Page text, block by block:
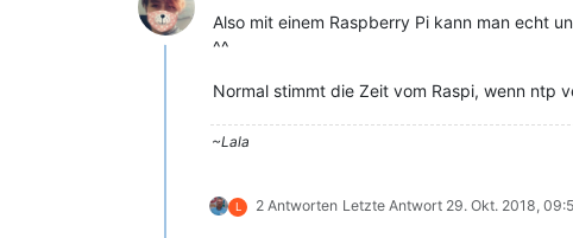
Also mit einem Raspberry Pi kann man echt
^^
Normal stimmt die Zeit vom Raspi, wenn ntp
~Lala
L 2 Antworten Letzte Antwort 29. Okt. 2018,